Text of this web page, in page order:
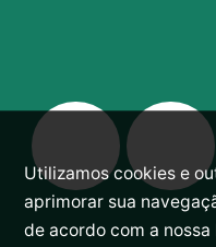
Utilizamos cookies e
aprimorar sua
de acordo com a